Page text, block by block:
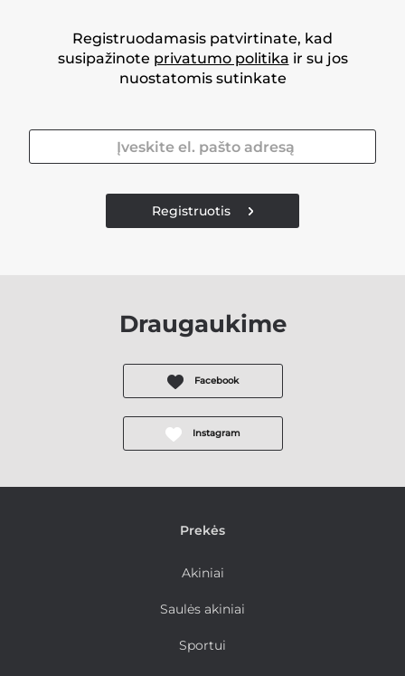
Registruodamasis patvirtinate, kad
susipažinote privatumo politika ir su jos
nuostatomis sutinkate
Registruotis
Draugaukime
Facebook
Instagram
Prekės
Akiniai
Saulės akiniai
Sportui